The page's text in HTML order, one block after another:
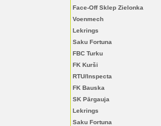
Face-Off Sklep Zielonka
Voenmech
Lekrings
Saku Fortuna
FBC Turku
FK Kurši
RTU/Inspecta
FK Bauska
SK Pārgauja
Lekrings
Saku Fortuna